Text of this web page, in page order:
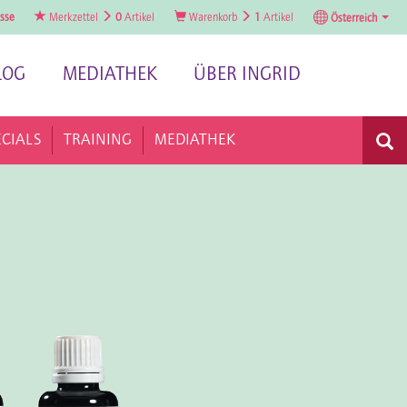
Merkzettel 0 Artikel Warenkorb 1 Artikel Österreich
MEDIATHEK ÜBER INGRID
TRAINING MEDIATHEK